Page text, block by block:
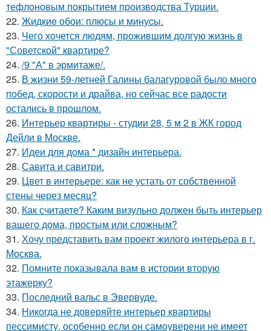
тефлоновым покрытием производства Турции.
22. Жидкиe обои: плюсы и минуcы.
23. Чего хочется людям, прожившим долгую жизнь в
"Советской" квартире?
24. /9 "А" в эрмитаже/.
25. В жизни 59-летней Галины балагуровой было много
побед, скорости и драйва, но сейчас все радости
остались в прошлом.
26. Интерьер квартиры - студии 28, 5 м 2 в ЖК город
Дейли в Москве.
27. Идеи для дома * дизайн интерьера.
28. Савита и савитри.
29. Цвет в интерьере: как не устать от собственной
стены через месяц?
30. Как считаете? Каким визульно должен быть интерьер
вашего дома, простым или сложным?
31. Хочу представить вам проект жилого интерьера в г.
Москва.
32. Помните показывала вам в истории вторую
этажерку?
33. Последний вальс в Эвервуде.
34. Никогда не доверяйте интерьер квартиры
пессимисту, особенно если он самоуверени не имеет